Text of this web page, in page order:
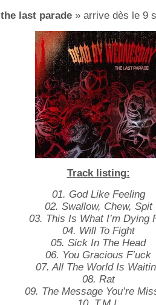
the last parade » arrive dès le 9
Track listing:
01. God Like Feeling
02. Swallow, Chew, Spit
03. This Is What I’m Dying
04. Will To Fight
05. Sick In The Head
06. You Gracious F’uck
07. All The World Is
08. Rat
09. The Message You’re